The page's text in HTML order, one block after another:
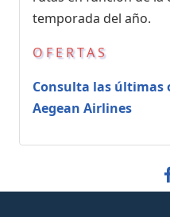
temporada del año.
OFERTAS
Consulta las últimas
Aegean Airlines